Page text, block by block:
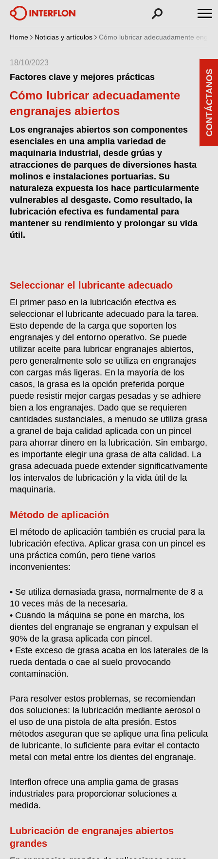
Home Noticias y artículos Cómo lubricar adecuadamente
18/10/2023
Factores clave y mejores prácticas
Cómo lubricar adecuadamente
engranajes abiertos
Los engranajes abiertos son componentes
esenciales en una amplia variedad de
maquinaria industrial, desde grúas y
atracciones de parques de diversiones hasta
molinos e instalaciones portuarias. Su
naturaleza expuesta los hace particularmente
vulnerables al desgaste. Como resultado, la
lubricación efectiva es fundamental para
mantener su rendimiento y prolongar su vida
útil.
Seleccionar el lubricante adecuado
El primer paso en la lubricación efectiva es
seleccionar el lubricante adecuado para la tarea.
Esto depende de la carga que soporten los
engranajes y del entorno operativo. Se puede
utilizar aceite para lubricar engranajes abiertos,
pero generalmente solo se utiliza en engranajes
con cargas más ligeras. En la mayoría de los
casos, la grasa es la opción preferida porque
puede resistir mejor cargas pesadas y se adhiere
bien a los engranajes. Dado que se requieren
cantidades sustanciales, a menudo se utiliza grasa
a granel de baja calidad aplicada con un pincel
para ahorrar dinero en la lubricación. Sin embargo,
es importante elegir una grasa de alta calidad. La
grasa adecuada puede extender significativamente
los intervalos de lubricación y la vida útil de la
maquinaria.
Método de aplicación
El método de aplicación también es crucial para la
lubricación efectiva. Aplicar grasa con un pincel es
una práctica común, pero tiene varios
inconvenientes:
• Se utiliza demasiada grasa, normalmente de 8 a
10 veces más de la necesaria.
• Cuando la máquina se pone en marcha, los
dientes del engranaje se engranan y expulsan el
90% de la grasa aplicada con pincel.
• Este exceso de grasa acaba en los laterales de la
rueda dentada o cae al suelo provocando
contaminación.
Para resolver estos problemas, se recomiendan
dos soluciones: la lubricación mediante aerosol o
el uso de una pistola de alta presión. Estos
métodos aseguran que se aplique una fina película
de lubricante, lo suficiente para evitar el contacto
metal con metal entre los dientes del engranaje.
Interflon ofrece una amplia gama de grasas
industriales para proporcionar soluciones a
medida.
Lubricación de engranajes abiertos
grandes
CONTÁCTANOS